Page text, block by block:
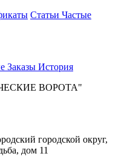
Статьи Частые
Заказы История
ВОРОТА"
городской округ,
дом 11